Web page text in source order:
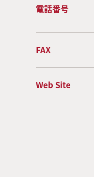
電話番号
FAX
Web Site